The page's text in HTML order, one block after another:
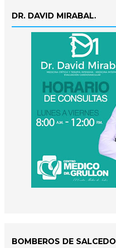
DR. DAVID MIRABAL.
BOMBEROS DE SALCEDO